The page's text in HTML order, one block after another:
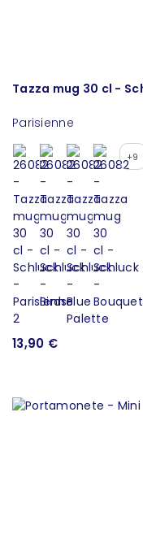
Tazza mug 30 cl -
Parisienne
+9
13,90 €